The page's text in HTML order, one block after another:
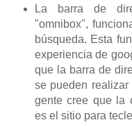
La barra de
"omnibox",
búsqueda. Esta
experiencia de
que la barra de
se pueden
gente cree que la
es el sitio para